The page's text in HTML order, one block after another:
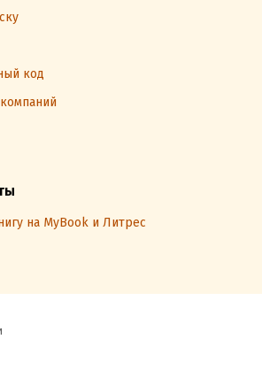
код
на MyBook и Литрес